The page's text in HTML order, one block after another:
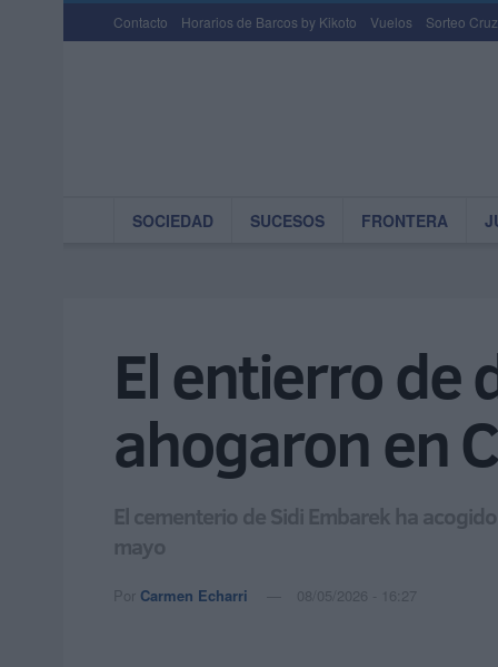
Contacto Horarios de Barcos by Kikoto Vuelos Sorteo
SOCIEDAD SUCESOS FRONTERA
El entierro de
ahogaron en
El cementerio de Sidi Embarek ha
mayo
Por Carmen Echarri 08/05/2026 - 16:27